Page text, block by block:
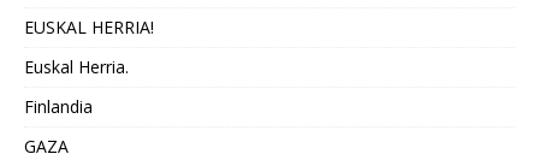
EUSKAL HERRIA!
Euskal Herria.
Finlandia
GAZA